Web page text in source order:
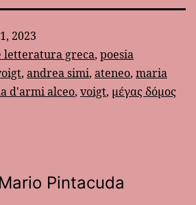
2023
letteratura greca, poesia
, andrea simi, ateneo, maria
d'armi alceo, voigt, μέγας δόμος
Pintacuda